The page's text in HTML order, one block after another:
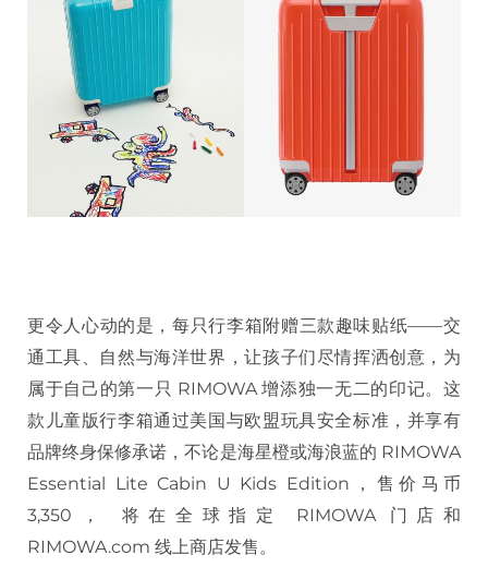
更令人心动的是，每只行李箱附赠三款趣味贴纸——交
通工具、自然与海洋世界，让孩子们尽情挥洒创意，为
属于自己的第一只 RIMOWA 增添独一无二的印记。这
款儿童版行李箱通过美国与欧盟玩具安全标准，并享有
品牌终身保修承诺，不论是海星橙或海浪蓝的 RIMOWA
Essential Lite Cabin U Kids Edition，售价马币
3,350， 将在全球指定 RIMOWA 门店和
RIMOWA.com 线上商店发售。